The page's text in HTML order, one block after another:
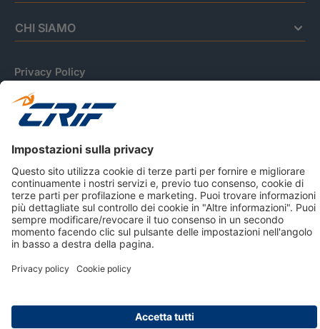
CHI SIAMO
Privacy Policy
Informativa Dati Personali
CRIF Business Ethics
Informativa Privacy Relativa Al Sistema Di Informazioni
© 2026 CRIF S.p.A. Tutti i diritti riservati.
Via della Beverara, 21 / 40131 Bologna / Italy Cap. Soc.
R.E.A. n° 410952 | Reg. Impr. Bo, C.F. e P.IVA 02083271201